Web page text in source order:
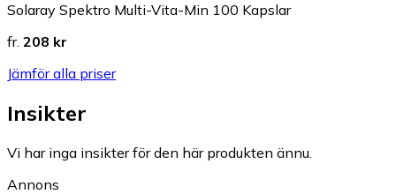
Solaray Spektro Multi-Vita-Min 100 Kapslar
fr. 208 kr
Jämför alla priser
Insikter
Vi har inga insikter för den här produkten ännu.
Annons